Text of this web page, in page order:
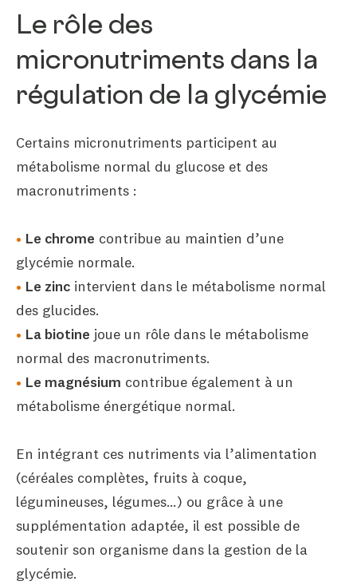
Le rôle des
micronutriments dans la
régulation de la glycémie
Certains micronutriments participent au
métabolisme normal du glucose et des
macronutriments :
Le chrome contribue au maintien d’une
glycémie normale.
Le zinc intervient dans le métabolisme normal
des glucides.
La biotine joue un rôle dans le métabolisme
normal des macronutriments.
Le magnésium contribue également à un
métabolisme énergétique normal.
En intégrant ces nutriments via l’alimentation
(céréales complètes, fruits à coque,
légumineuses, légumes…) ou grâce à une
supplémentation adaptée, il est possible de
soutenir son organisme dans la gestion de la
glycémie.